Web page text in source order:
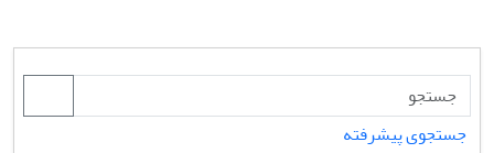
جستجوی پیشرفته